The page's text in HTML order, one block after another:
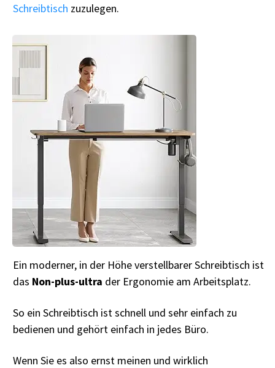
Schreibtisch zuzulegen.
Ein moderner, in der Höhe verstellbarer Schreibtisch ist
das Non-plus-ultra der Ergonomie am Arbeitsplatz.
So ein Schreibtisch ist schnell und sehr einfach zu
bedienen und gehört einfach in jedes Büro.
Wenn Sie es also ernst meinen und wirklich